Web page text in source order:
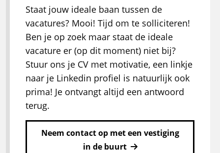
Staat jouw ideale baan tussen de
vacatures? Mooi! Tijd om te solliciteren!
Ben je op zoek maar staat de ideale
vacature er (op dit moment) niet bij?
Stuur ons je CV met motivatie, een linkje
naar je Linkedin profiel is natuurlijk ook
prima! Je ontvangt altijd een antwoord
terug.
Neem contact op met een vestiging
in de buurt